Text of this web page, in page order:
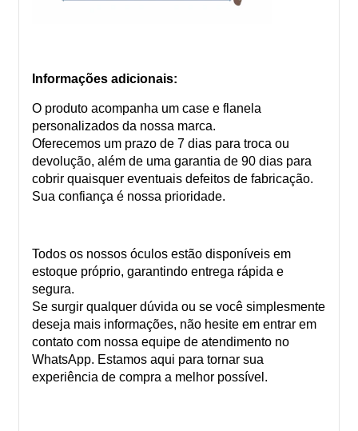
Informações adicionais:
O produto acompanha um case e flanela
personalizados da nossa marca.
Oferecemos um prazo de 7 dias para troca ou
devolução, além de uma garantia de 90 dias para
cobrir quaisquer eventuais defeitos de fabricação.
Sua confiança é nossa prioridade.
Todos os nossos óculos estão disponíveis em
estoque próprio, garantindo entrega rápida e
segura.
Se surgir qualquer dúvida ou se você simplesmente
deseja mais informações, não hesite em entrar em
contato com nossa equipe de atendimento no
WhatsApp. Estamos aqui para tornar sua
experiência de compra a melhor possível.